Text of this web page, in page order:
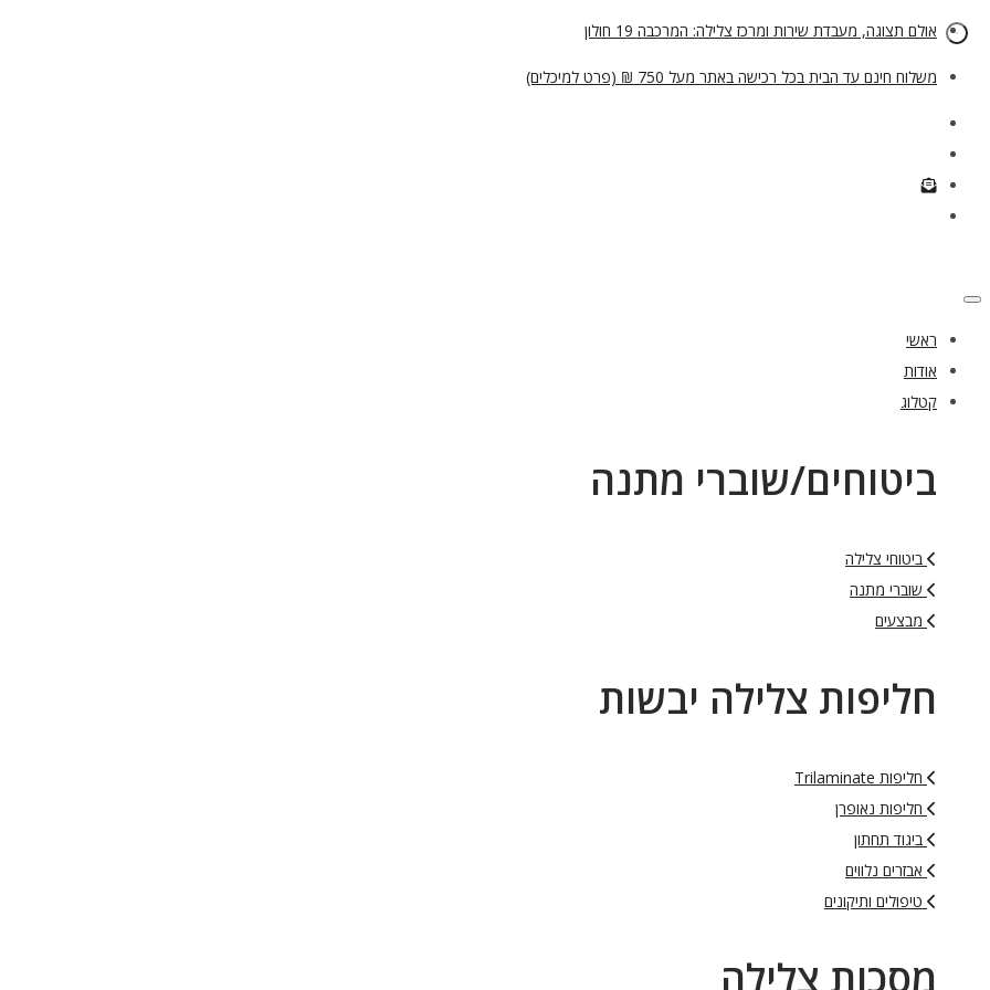
אולם תצוגה, מעבדת שירות ומרכז צלילה: המרכבה 19 חולון
משלוח חינם עד הבית בכל רכישה באתר מעל 750 ₪ (פרט למיכלים)
ראשי
אודות
קטלוג
ביטוחים/שוברי מתנה
ביטוחי צלילה
שוברי מתנה
מבצעים
חליפות צלילה יבשות
חליפות Trilaminate
חליפות נאופרן
ביגוד תחתון
אבזרים נלווים
טיפולים ותיקונים
מסכות צלילה